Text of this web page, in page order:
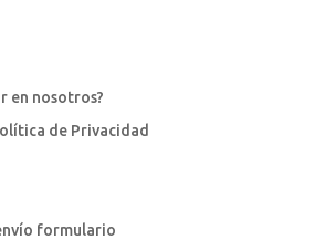
en nosotros?
de Privacidad
formulario